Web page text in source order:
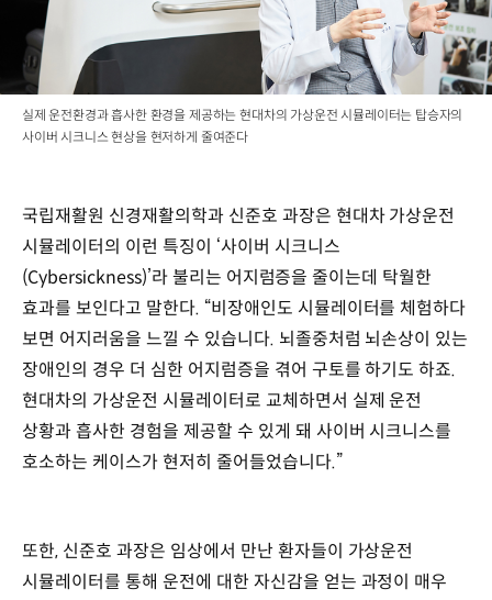
실제 운전환경과 흡사한 환경을 제공하는 현대차의 가상운전 시뮬레이터는 탑승자의
사이버 시크니스 현상을 현저하게 줄여준다
국립재활원 신경재활의학과 신준호 과장은 현대차 가상운전
시뮬레이터의 이런 특징이 ‘사이버 시크니스
(Cybersickness)’라 불리는 어지럼증을 줄이는데 탁월한
효과를 보인다고 말한다. “비장애인도 시뮬레이터를 체험하다
보면 어지러움을 느낄 수 있습니다. 뇌졸중처럼 뇌손상이 있는
장애인의 경우 더 심한 어지럼증을 겪어 구토를 하기도 하죠.
현대차의 가상운전 시뮬레이터로 교체하면서 실제 운전
상황과 흡사한 경험을 제공할 수 있게 돼 사이버 시크니스를
호소하는 케이스가 현저히 줄어들었습니다.”
또한, 신준호 과장은 임상에서 만난 환자들이 가상운전
시뮬레이터를 통해 운전에 대한 자신감을 얻는 과정이 매우